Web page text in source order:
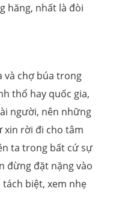
hăng, nhất là đòi
và chợ búa trong
thổ hay quốc gia,
người, nên những
xin rời đi cho tâm
ta trong bất cứ sự
đừng đặt nặng vào
biệt, xem nhẹ